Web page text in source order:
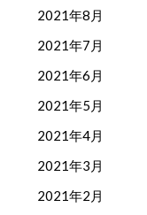
2021年8月
2021年7月
2021年6月
2021年5月
2021年4月
2021年3月
2021年2月